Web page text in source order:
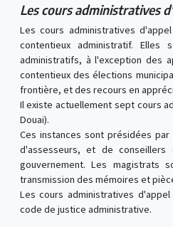
Les cours administratives
Les cours administratives
contentieux administratif.
administratifs, à l'exception des
contentieux des élections
frontière, et des recours en
Il existe actuellement sept cours
Douai).
Ces instances sont présidées
d'assesseurs, et de
gouvernement. Les magistrats
transmission des mémoires et
Les cours administratives
code de justice administrative.